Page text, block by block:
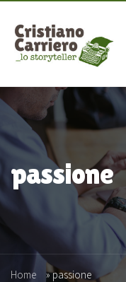
passione
Home »passione